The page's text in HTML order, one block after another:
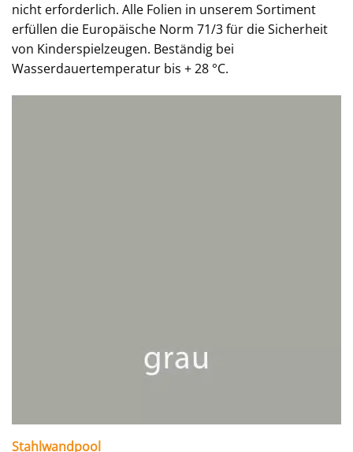
nicht erforderlich. Alle Folien in unserem Sortiment
erfüllen die Europäische Norm 71/3 für die Sicherheit
von Kinderspielzeugen. Beständig bei
Wasserdauertemperatur bis + 28 °C.
Stahlwandpool